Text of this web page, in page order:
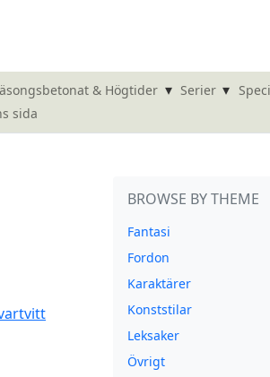
& Högtider ▾ Serier ▾
sida
BROWSE BY THEME
Fantasi
Fordon
Karaktärer
Konststilar
Leksaker
Övrigt